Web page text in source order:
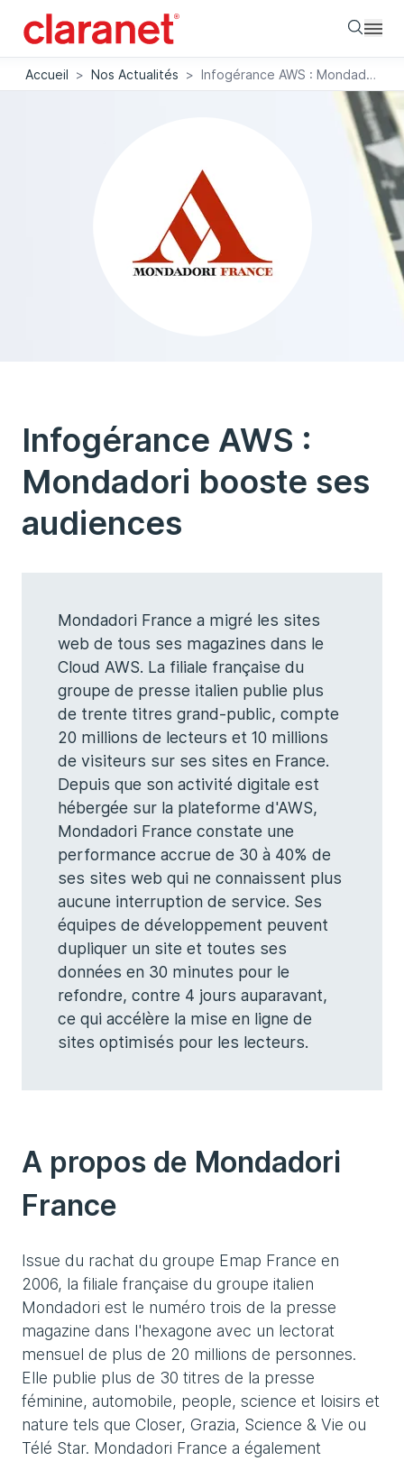
Accueil > Nos Actualités > Infogérance AWS : Mondadori booste ses audiences
Infogérance AWS :
Mondadori booste ses
audiences
Mondadori France a migré les sites
web de tous ses magazines dans le
Cloud AWS. La filiale française du
groupe de presse italien publie plus
de trente titres grand-public, compte
20 millions de lecteurs et 10 millions
de visiteurs sur ses sites en France.
Depuis que son activité digitale est
hébergée sur la plateforme d'AWS,
Mondadori France constate une
performance accrue de 30 à 40% de
ses sites web qui ne connaissent plus
aucune interruption de service. Ses
équipes de développement peuvent
dupliquer un site et toutes ses
données en 30 minutes pour le
refondre, contre 4 jours auparavant,
ce qui accélère la mise en ligne de
sites optimisés pour les lecteurs.
A propos de Mondadori
France
Issue du rachat du groupe Emap France en
2006, la filiale française du groupe italien
Mondadori est le numéro trois de la presse
magazine dans l'hexagone avec un lectorat
mensuel de plus de 20 millions de personnes.
Elle publie plus de 30 titres de la presse
féminine, automobile, people, science et loisirs et
nature tels que Closer, Grazia, Science & Vie ou
Télé Star. Mondadori France a également